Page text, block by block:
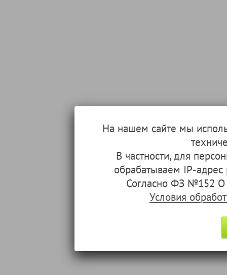
На нашем сайте мы
В частности, для
обрабатываем IP-
Согласно ФЗ №152 О
Условия